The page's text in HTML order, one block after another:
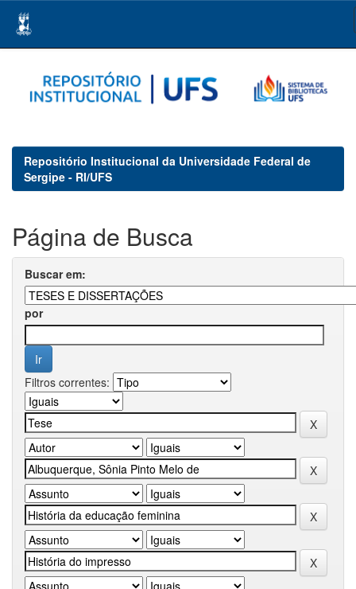
navigation
Repositório Institucional da Universidade Federal de
Sergipe - RI/UFS
Página de Busca
Buscar em:
por
Filtros correntes: